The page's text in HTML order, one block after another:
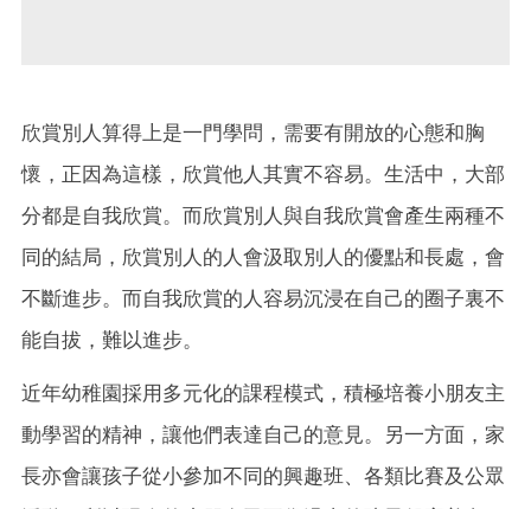
欣賞別人算得上是一門學問，需要有開放的心態和胸
懷，正因為這樣，欣賞他人其實不容易。生活中，大部
分都是自我欣賞。而欣賞別人與自我欣賞會產生兩種不
同的結局，欣賞別人的人會汲取別人的優點和長處，會
不斷進步。而自我欣賞的人容易沉浸在自己的圈子裏不
能自拔，難以進步。
近年幼稚園採用多元化的課程模式，積極培養小朋友主
動學習的精神，讓他們表達自己的意見。另一方面，家
長亦會讓孩子從小參加不同的興趣班、各類比賽及公眾